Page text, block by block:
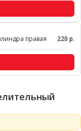
правая 220 р.